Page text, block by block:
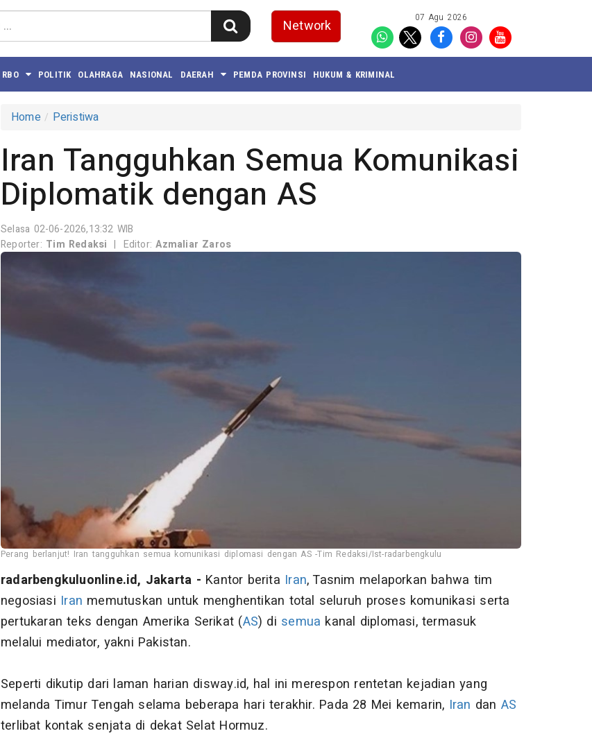
Network 07 Agu 2026
RBO POLITIK OLAHRAGA NASIONAL DAERAH PEMDA PROVINSI HUKUM & KRIMINAL
Home Peristiwa
Iran Tangguhkan Semua Komunikasi
Diplomatik dengan AS
Selasa 02-06-2026,13:32 WIB
Reporter: Tim Redaksi | Editor:Azmaliar Zaros
Perang berlanjut! Iran tangguhkan semua komunikasi diplomasi dengan AS -Tim Redaksi/Ist-radarbengkulu
radarbengkuluonline.id, Jakarta - Kantor berita Iran, Tasnim melaporkan bahwa tim
negosiasi Iran memutuskan untuk menghentikan total seluruh proses komunikasi serta
pertukaran teks dengan Amerika Serikat (AS) di semua kanal diplomasi, termasuk
melalui mediator, yakni Pakistan.
Seperti dikutip dari laman harian disway.id, hal ini merespon rentetan kejadian yang
melanda Timur Tengah selama beberapa hari terakhir. Pada 28 Mei kemarin, Iran dan AS
terlibat kontak senjata di dekat Selat Hormuz.